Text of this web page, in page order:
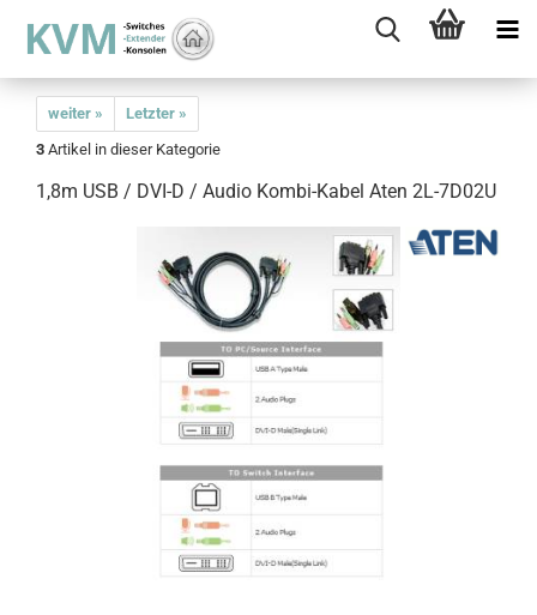
weiter »
Letzter »
3 Artikel in dieser Kategorie
1,8m USB / DVI-D / Audio Kombi-Kabel Aten 2L-7D02U